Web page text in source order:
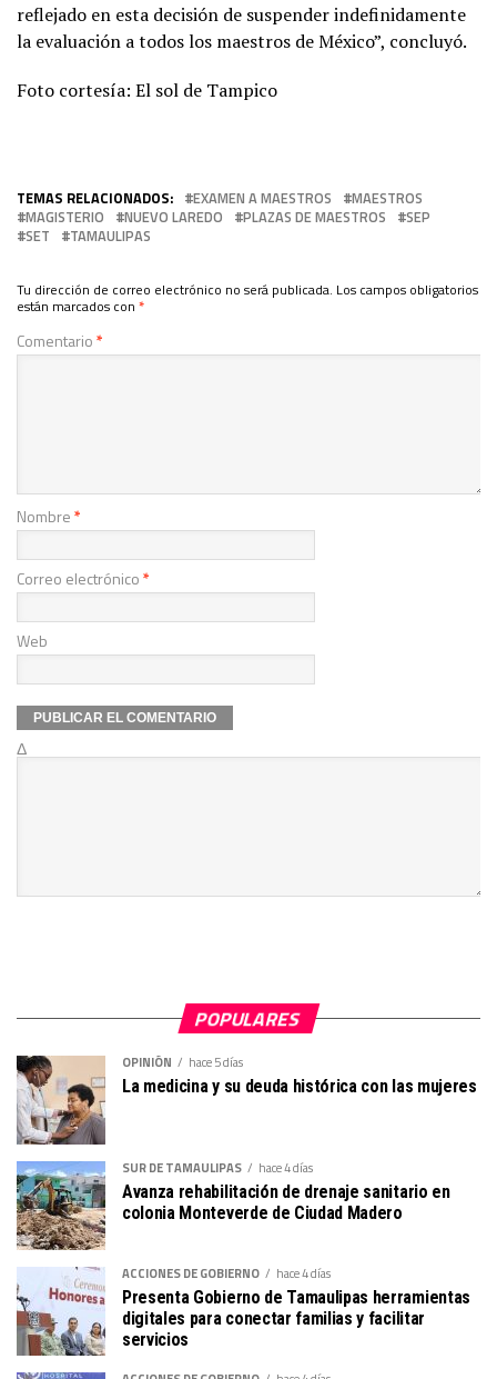
reflejado en esta decisión de suspender indefinidamente
la evaluación a todos los maestros de México”, concluyó.
Foto cortesía: El sol de Tampico
TEMAS RELACIONADOS: EXAMEN A MAESTROS
MAESTROS
MAGISTERIO
NUEVO LAREDO PLAZAS DE MAESTROS
SEP
SET
TAMAULIPAS
Tu dirección de correo electrónico no será publicada. Los campos obligatorios
están marcados con *
Comentario*
Nombre*
Correo electrónico*
Web
Δ
POPULARES
OPINIÓN hace 5 días
La medicina y su deuda histórica con las mujeres
SUR DE TAMAULIPAS hace 4 días
Avanza rehabilitación de drenaje sanitario en
colonia Monteverde de Ciudad Madero
ACCIONES DE GOBIERNO hace 4 días
Presenta Gobierno de Tamaulipas herramientas
digitales para conectar familias y facilitar
servicios